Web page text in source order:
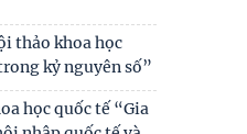
sản - Vũ khí tự vệ
chủ nghĩa cá
sinh trong kỷ
thảo khoa học
kỷ nguyên số”
học quốc tế “Gia